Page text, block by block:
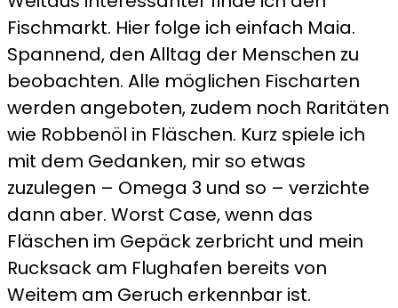
Fischmarkt. Hier folge ich einfach Maia.
Spannend, den Alltag der Menschen zu
beobachten. Alle möglichen Fischarten
werden angeboten, zudem noch Raritäten
wie Robbenöl in Fläschen. Kurz spiele ich
mit dem Gedanken, mir so etwas
zuzulegen – Omega 3 und so – verzichte
dann aber. Worst Case, wenn das
Fläschen im Gepäck zerbricht und mein
Rucksack am Flughafen bereits von
Weitem am Geruch erkennbar ist.